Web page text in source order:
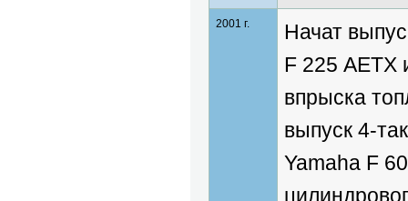
2001 г.
Начат
F 225 AETX
впрыска
выпуск 4-
Yamaha F